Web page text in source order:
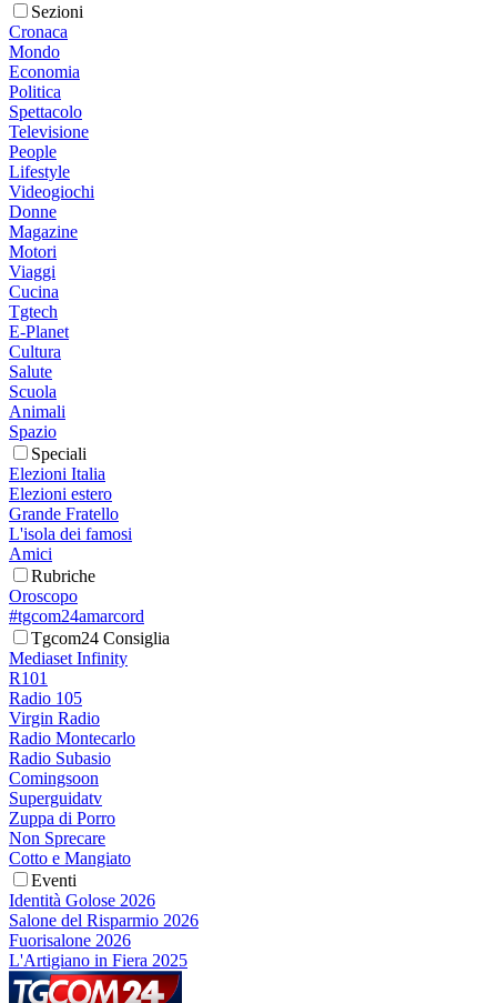
Sezioni
Cronaca
Mondo
Economia
Politica
Spettacolo
Televisione
People
Lifestyle
Videogiochi
Donne
Magazine
Motori
Viaggi
Cucina
Tgtech
E-Planet
Cultura
Salute
Scuola
Animali
Spazio
Speciali
Elezioni Italia
Elezioni estero
Grande Fratello
L'isola dei famosi
Amici
Rubriche
Oroscopo
#tgcom24amarcord
Tgcom24 Consiglia
Mediaset Infinity
R101
Radio 105
Virgin Radio
Radio Montecarlo
Radio Subasio
Comingsoon
Superguidatv
Zuppa di Porro
Non Sprecare
Cotto e Mangiato
Eventi
Identità Golose 2026
Salone del Risparmio 2026
Fuorisalone 2026
L'Artigiano in Fiera 2025